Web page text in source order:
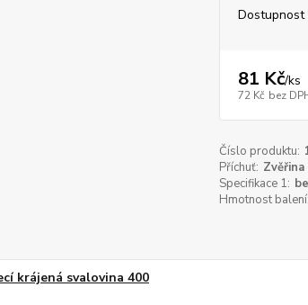
Dostupnost
81 Kč/ks
72 Kč bez
Číslo produktu:
Příchuť: Zvěřina
Specifikace 1:
Hmotnost balení:
krájená svalovina 400